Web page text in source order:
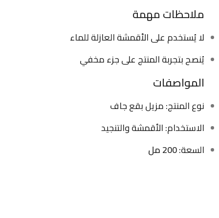
ملاحظات مهمة
لا يُستخدم على الأقمشة العازلة للماء
يُنصح بتجربة المنتج على جزء مخفي
المواصفات
نوع المنتج: مزيل بقع جاف
الاستخدام: الأقمشة والتنجيد
السعة:200 مل